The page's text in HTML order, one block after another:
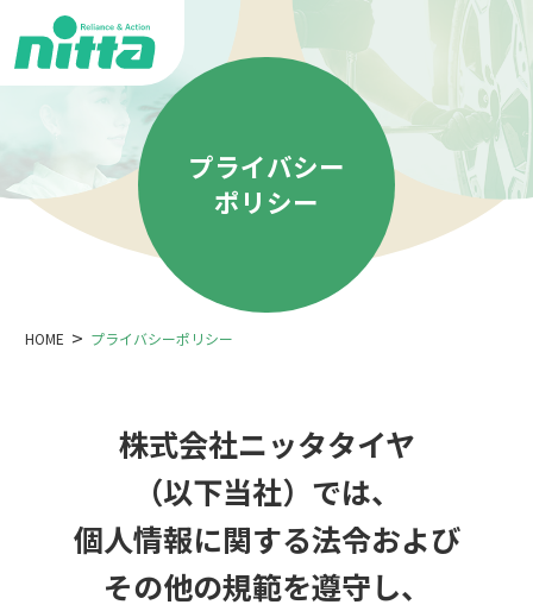
プライバシー
ポリシー
HOME プライバシーポリシー
株式会社ニッタタイヤ
（以下当社）では、
個人情報に関する法令および
その他の規範を遵守し、